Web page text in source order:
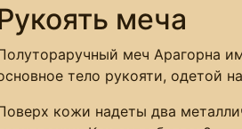
меча
меч Арагорна
тело рукояти, одетой
кожи надеты два